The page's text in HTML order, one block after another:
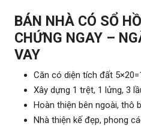
BÁN NHÀ CÓ SỔ
CHỨNG NGAY –
VAY
Căn có diện tích đất
Xây dựng 1 trệt, 1 lửng, 3
Hoàn thiện bên ngoài, thô
Nhà thiện kế đẹp, phong